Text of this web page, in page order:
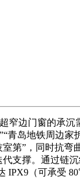
窄边门窗的承沉
岛地铁周边家
第”，同时抗弯
支撑。通过链
IPX9（可承受